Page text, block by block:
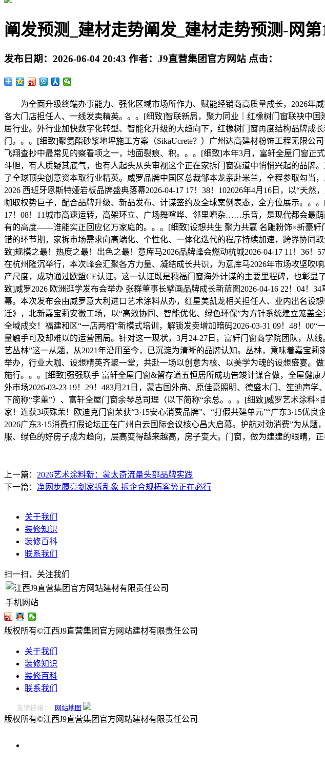
阐发预测_建材走势阐发_建材走势预测-网第
发布日期： 2026-06-04 20:43 作者： J9直营集团官方网站 点击：
为全面升级终端办事能力、强化区域市场所作力、赋能经销商高质量成长，2026年
各大门店担任人、一线发卖精英。。。[细致]智联新局，聚力同业｜红橡树门窗联袂中
居行业。外行业加快数字化转型、智能化升级的大趋向下，红橡树门窗再度结构品牌
门。。。[细致]聚氨酯砂浆地坪施工方案（SikaUcrete？）广州达高建材粉饰工程无限
飞翔查抄中最常见的察看项之一，地面裂痕、积。。。[细致]本年3月，富轩全屋门窗正
斗胆，有人质疑其底气，也有人起头从头审视这个正在家拆门窗赛道中悄悄兴起的品牌
了全球顶尖创意资本取行业精英。威罗品牌中国区总裁邹本龙亲赴米兰，全程参取勾当
2026 西班牙恩斯特娅岩板品牌盛典落幕2026-04-17 17！38！102026年4月16日，以“天
咖取权势巨子，配合品牌升级、新品发布、计谋签约及全球案例表态，全方位展示。。
17！08！11城市高速运转，高架环立、广场舞喧哗、邻里嘈杂……乐音，是现代都会最
有的高度——谁能实正回应亿万家庭的。。。[细致]设想共生 聚力共赢 名雕粉饰×新豪轩
错的环节期，家拆市场需求向高端化、个性化、一体化迭代的程序持续加速，跨界协同
致]规模之最！热度之最！出色之最！意库马2026品牌峰会燃动杭城2026-04-17 11！36
在杭州隆沉举行，本次峰会汇聚各方力量、凝结成长共识，为意库马2026年市场攻坚
产尺度，成功通过欧盟CE认证。这一认证既是穗福门窗海外计谋的主要里程碑，也彰
致]威罗2026 欧洲逛学发布会举办 张群董事长擘画品牌成长新蓝图2026-04-16 22！04
幕。本次发布会由威罗意大利进口艺术涂料从办，红星美凯龙相关担任人、业内出名设
迁》，北新嘉宝莉安徽工场，以“高效协同、智能优化、绿色环保”为方针系统建立笼盖
全域成交！福建和区“一店两栖”新模式培训，解锁发卖增加暗码2026-03-31 09！48！
量触手可及却难以的运营困局。针对这一现状，3月24-27日，富轩门窗商学院团队，从
艺丛林”这一从题，从2021年沿用至今，已沉淀为清晰的品牌认知。丛林，意味着嘉宝
举办，行业大咖、设想精英齐聚一堂，共赴一场以创意为核、以美学为魂的设想盛宴。
施行。。。[细致]强强联手 富轩全屋门窗&留存道五恒居所成功告竣计谋合做，全屋健
外市场2026-03-23 19！29！483月21日，蒙古国外商、原佳豪照明、德盛木门、笙迪声
下简称“李董”）、富轩全屋门窗余琴总司理（以下简称“余总。。。[细致]威罗艺术涂料
家！连获3项殊荣！欧迪克门窗荣获“3·15安心消费品牌”、“打假共建单元”“广东3·15优
2026广东3·15消费打假论坛正在广州白云国际会议核心昌大启幕。护航对劲消费”为从
服、绿色的好房子成为趋向，层高变得越来越高，房子变大。门窗，做为建建的眼睛，
上一篇： 2026艺术涂料新：蒙太奇流量头部品牌实践
下一篇： 净网步履亮剑家拆乱象 拆企合规拓客势正在必行
关于我们
装修知识
装修百科
联系我们
扫一扫，关注我们
手机网站
版权所有©江西J9直营集团官方网站建材有限责任公司
关于我们
装修知识
装修百科
联系我们
友情链接： 网站地图
版权所有©江西J9直营集团官方网站建材有限责任公司